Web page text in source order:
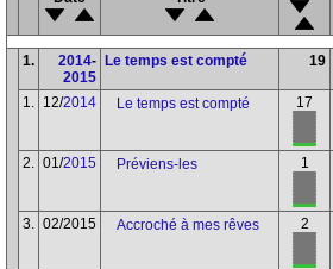
1. 2014-
2015
Le temps est compté 19
1. 12/2014 Le temps est compté 17
2. 01/2015 Préviens-les 1
3. 02/2015 Accroché à mes rêves 2